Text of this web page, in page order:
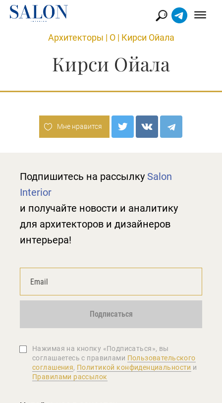
Архитекторы | О | Кирси Ойала
Кирси Ойала
Мне нравится
Подпишитесь на рассылку Salon
Interior
и получайте новости и аналитику
для архитекторов и дизайнеров
интерьера!
Подписаться
Нажимая на кнопку «Подписаться», вы
соглашаетеcь с правилами Пользовательского
соглашения, Политикой конфиденциальности и
Правилами рассылок